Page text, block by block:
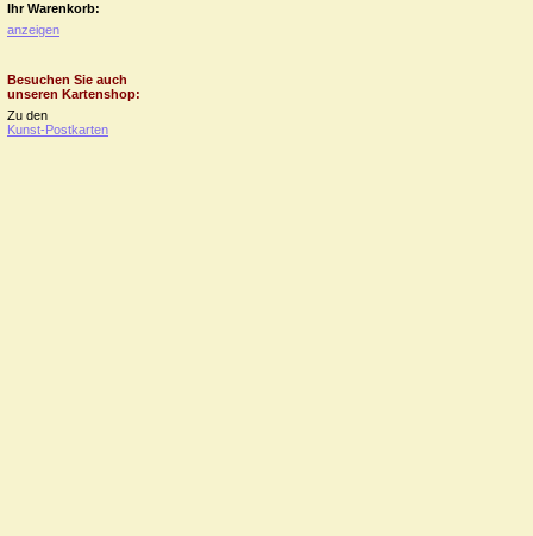
Ihr Warenkorb:
anzeigen
Besuchen Sie auch
unseren Kartenshop:
Zu den
Kunst-Postkarten